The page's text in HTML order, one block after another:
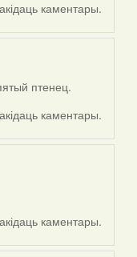
каментары.
птенец.
каментары.
каментары.